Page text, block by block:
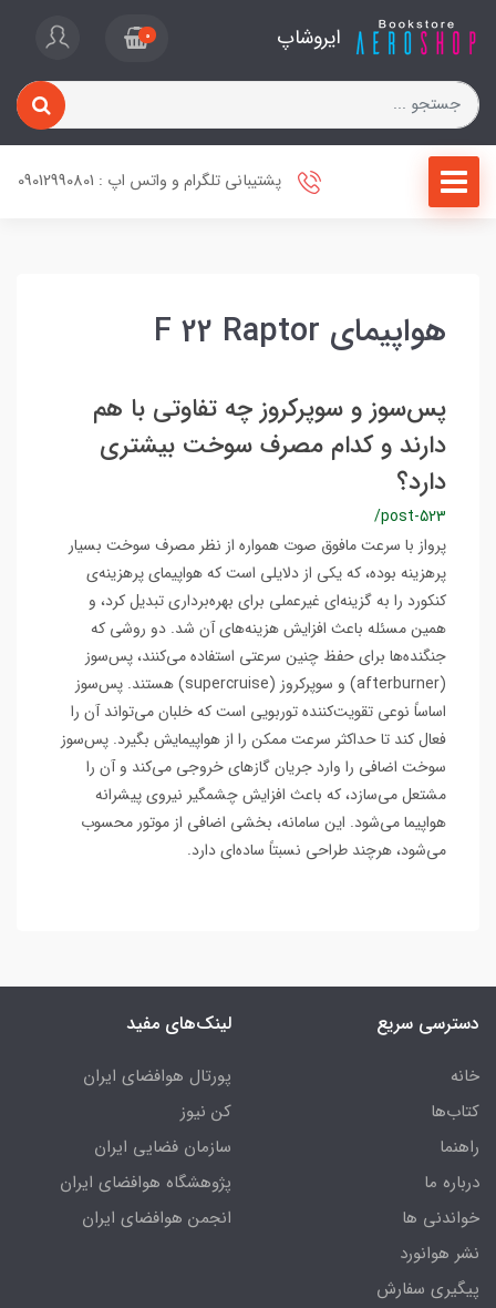
ایروشاپ 0
پشتیبانی تلگرام و واتس اپ : 09012990801
هواپیمای F 22 Raptor
پس‌سوز و سوپر‌کروز چه تفاوتی با هم
دارند و کدام مصرف سوخت بیشتری
دارد؟
/post-523
پرواز با سرعت مافوق صوت همواره از نظر مصرف سوخت بسیار
پرهزینه بوده، که یکی از دلایلی است که هواپیمای پرهزینه‌ی
کنکورد را به گزینه‌ای غیرعملی برای بهره‌برداری تبدیل کرد، و
همین مسئله باعث افزایش هزینه‌های آن شد. دو روشی که
جنگنده‌ها برای حفظ چنین سرعتی استفاده می‌کنند، پس‌سوز
(afterburner) و سوپرکروز (supercruise) هستند. پس‌سوز
اساساً نوعی تقویت‌کننده توربویی است که خلبان می‌تواند آن را
فعال کند تا حداکثر سرعت ممکن را از هواپیمایش بگیرد. پس‌سوز
سوخت اضافی را وارد جریان گازهای خروجی می‌کند و آن را
مشتعل می‌سازد، که باعث افزایش چشمگیر نیروی پیشرانه
هواپیما می‌شود. این سامانه، بخشی اضافی از موتور محسوب
می‌شود، هرچند طراحی نسبتاً ساده‌ای دارد.
دسترسی سریع
خانه
کتاب‌ها
راهنما
درباره ما
خواندنی ها
نشر هوانورد
پیگیری سفارش
لینک‌های مفید
پورتال هوافضای ایران
کن نیوز
سازمان فضایی ایران
پژوهشگاه هوافضای ایران
انجمن هوافضای ایران